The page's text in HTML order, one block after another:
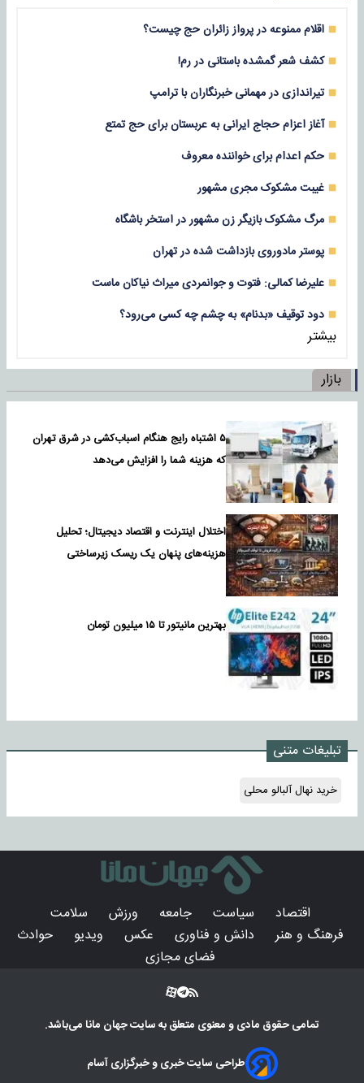
اقلام ممنوعه در پرواز زائران حج چیست؟
کشف شعر گمشده باستانی در رم!
تیراندازی در مهمانی خبرنگاران با ترامپ
آغاز اعزام حجاج ایرانی به عربستان برای حج تمتع
حکم اعدام برای خواننده معروف
غیبت مشکوک مجری مشهور
مرگ مشکوک بازیگر زن مشهور در استخر باشگاه
پوستر مادوروی بازداشت شده در تهران
علیرضا کمالی: فتوت و جوانمردی میراث نیاکان ماست
دود توقیف «بدنام» به چشم چه کسی می‌رود؟
بیشتر
بازار
۵ اشتباه رایج هنگام اسباب‌کشی در شرق تهران
که هزینه شما را افزایش می‌دهد
اختلال اینترنت و اقتصاد دیجیتال؛ تحلیل
هزینه‌های پنهان یک ریسک زیرساختی
بهترین مانیتور تا ۱۵ میلیون تومان
تبلیغات متنی
خرید نهال آلبالو محلی
اقتصاد سیاست جامعه ورزش
سلامت
فرهنگ و هنر
دانش و فناوری عکس ویدیو
حوادث
فضای مجازی
تمامی حقوق مادی و معنوی متعلق به سایتجهان مانامی‌باشد.
طراحی سایت خبری و خبرگزاری آسام